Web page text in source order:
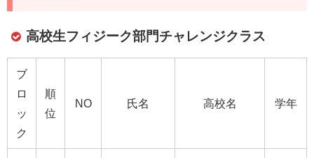
高校生フィジーク部門チャレンジクラス
ブ
ロ
ッ
ク
順
位
NO 氏名 高校名 学年